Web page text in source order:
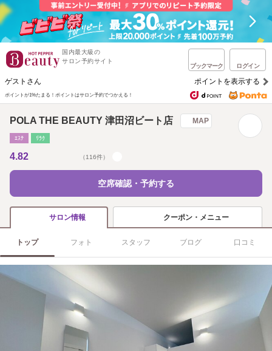
国内最大級の
サロン予約サイト
ブックマーク ログイン
ゲストさん ポイントを表示する
ポイントが1%たまる！ ポイントはサロン予約でつかえる！
POLA THE BEAUTY 津田沼ビート店 MAP
ｴｽﾃ ﾘﾗｸ
4.82 （116件）
空席確認・予約する
サロン情報 クーポン・メニュー
トップ フォト スタッフ ブログ 口コミ